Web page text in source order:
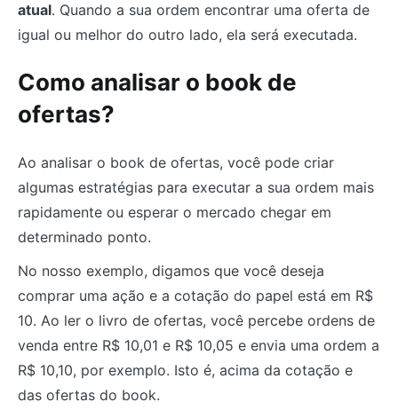
atual. Quando a sua ordem encontrar uma oferta de
igual ou melhor do outro lado, ela será executada.
Como analisar o book de
ofertas?
Ao analisar o book de ofertas, você pode criar
algumas estratégias para executar a sua ordem mais
rapidamente ou esperar o mercado chegar em
determinado ponto.
No nosso exemplo, digamos que você deseja
comprar uma ação e a cotação do papel está em R$
10. Ao ler o livro de ofertas, você percebe ordens de
venda entre R$ 10,01 e R$ 10,05 e envia uma ordem a
R$ 10,10, por exemplo. Isto é, acima da cotação e
das ofertas do book.